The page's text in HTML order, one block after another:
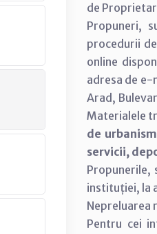
de
Propuneri,
procedurii
online
adresa de e-
Arad,
Materialele
de
servicii,
Propunerile,
instituției, la
Nepreluarea
Pentru cei